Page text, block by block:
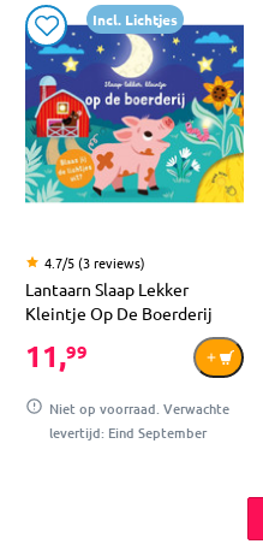
Incl. Lichtjes
4.7/5 (3 reviews)
Lantaarn Slaap Lekker
Kleintje Op De Boerderij
11,99
Niet op voorraad. Verwachte
levertijd: Eind September